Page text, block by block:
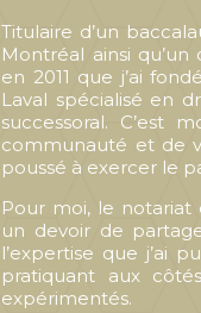
Titulaire d’un
Montréal ainsi
en 2011 que j’ai
Laval spécialisé en
successoral. C’est
communauté et de
poussé à exercer le
Pour moi, le
un devoir de
l’expertise que j’ai
pratiquant aux
expérimentés.